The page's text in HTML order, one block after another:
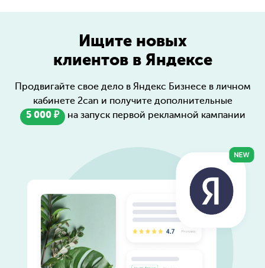
Ищите новых
клиентов в Яндексе
Продвигайте свое дело в Яндекс Бизнесе в личном
кабинете 2can и получите дополнительные
5 000 ₽
на запуск первой рекламной кампании